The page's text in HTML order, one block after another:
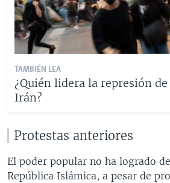
TAMBIÉN LEA
¿Quién lidera la represión
Irán?
Protestas anteriores
El poder popular no ha logrado
República Islámica, a pesar de